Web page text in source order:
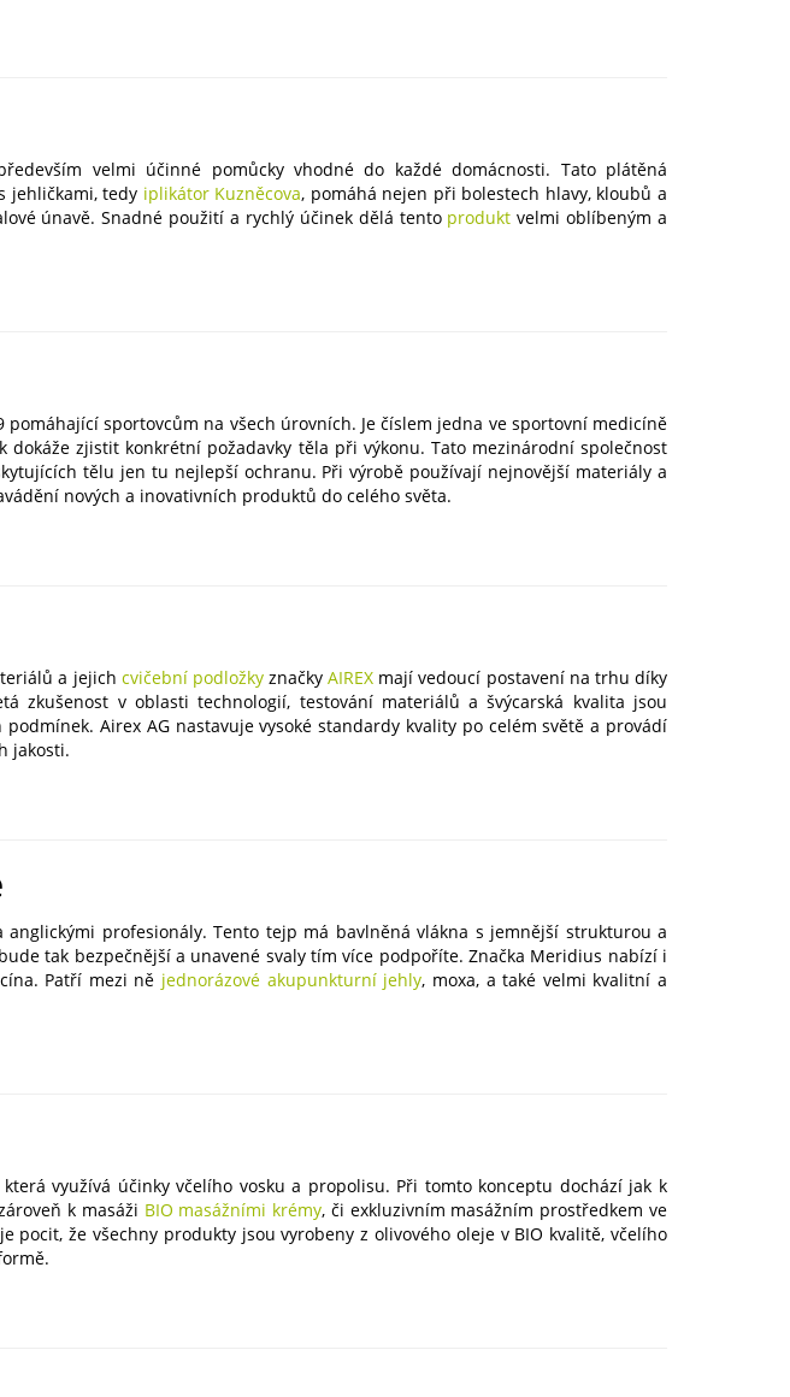
velmi účinné pomůcky vhodné do každé domácnosti. Tato plátěná
jehličkami, tedy iplikátor Kuzněcova, pomáhá nejen při bolestech hlavy, kloubů a
únavě. Snadné použití a rychlý účinek dělá tento produkt velmi oblíbeným a
pomáhající sportovcům na všech úrovních. Je číslem jedna ve sportovní medicíně
dokáže zjistit konkrétní požadavky těla při výkonu. Tato mezinárodní společnost
tělu jen tu nejlepší ochranu. Při výrobě používají nejnovější materiály a
nových a inovativních produktů do celého světa.
a jejich cvičební podložkyznačkyAIREX mají vedoucí postavení na trhu díky
zkušenost v oblasti technologií, testování materiálů a švýcarská kvalita jsou
Airex AG nastavuje vysoké standardy kvality po celém světě a provádí
jakosti.
profesionály. Tento tejp má bavlněná vlákna s jemnější strukturou a
tak bezpečnější a unavené svaly tím více podpoříte. Značka Meridius nabízí i
Patří mezi ně jednorázové akupunkturní jehly, moxa, a také velmi kvalitní a
využívá účinky včelího vosku a propolisu. Při tomto konceptu dochází jak k
k masáži BIO masážními krémy, či exkluzivním masážním prostředkem ve
pocit, že všechny produkty jsou vyrobeny z olivového oleje v BIO kvalitě, včelího